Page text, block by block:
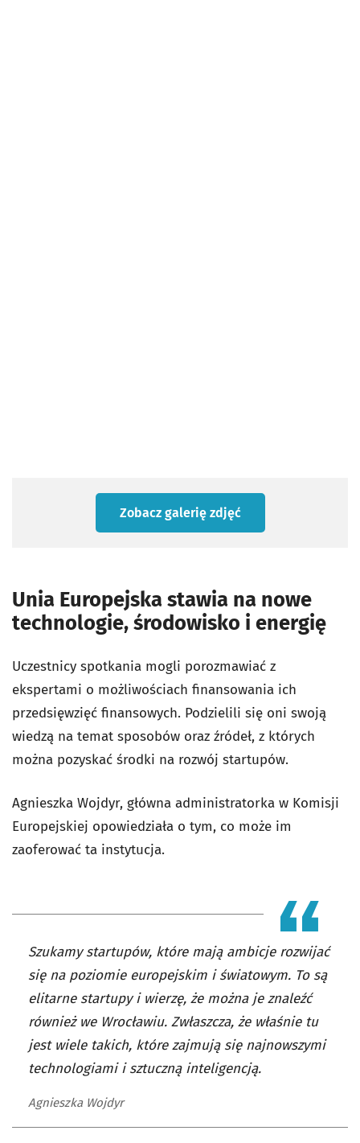
Zobacz galerię zdjęć
Unia Europejska stawia na nowe
technologie, środowisko i energię
Uczestnicy spotkania mogli porozmawiać z
ekspertami o możliwościach finansowania ich
przedsięwzięć finansowych. Podzielili się oni swoją
wiedzą na temat sposobów oraz źródeł, z których
można pozyskać środki na rozwój startupów.
Agnieszka Wojdyr, główna administratorka w Komisji
Europejskiej opowiedziała o tym, co może im
zaoferować ta instytucja.
Szukamy startupów, które mają ambicje rozwijać
się na poziomie europejskim i światowym. To są
elitarne startupy i wierzę, że można je znaleźć
również we Wrocławiu. Zwłaszcza, że właśnie tu
jest wiele takich, które zajmują się najnowszymi
technologiami i sztuczną inteligencją.
Agnieszka Wojdyr